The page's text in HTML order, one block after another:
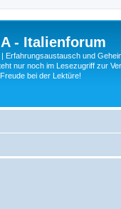
- Italienforum
Erfahrungsaustausch und
nur noch im Lesezugriff zur
bei der Lektüre!